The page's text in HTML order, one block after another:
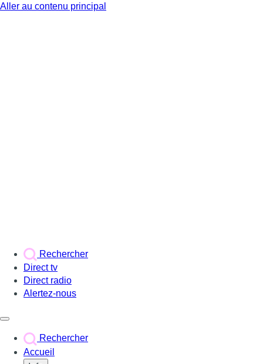
Aller au contenu principal
Rechercher
Direct tv
Direct radio
Alertez-nous
Rechercher
Accueil